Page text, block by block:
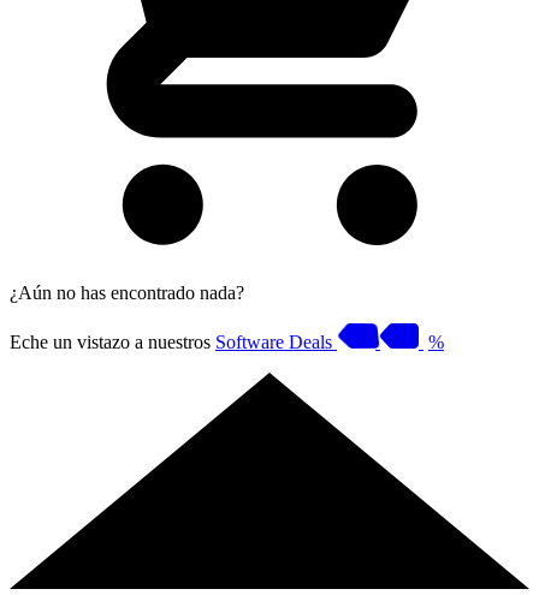
¿Aún no has encontrado nada?
Eche un vistazo a nuestros Software Deals %